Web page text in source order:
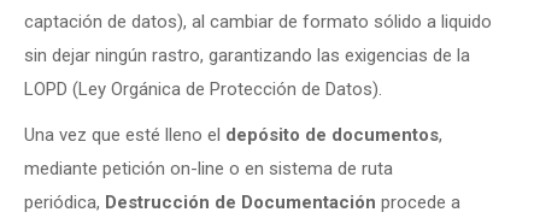
captación de datos), al cambiar de formato sólido a liquido
sin dejar ningún rastro, garantizando las exigencias de la
LOPD (Ley Orgánica de Protección de Datos).
Una vez que esté lleno el depósito de documentos,
mediante petición on-line o en sistema de ruta
periódica, Destrucción de Documentación procede a